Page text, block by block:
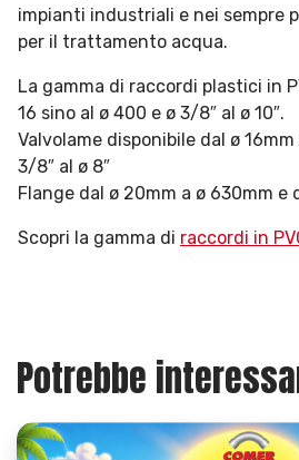
impianti industriali e nei sempre
per il trattamento acqua.
La gamma di raccordi plastici in
16 sino al ø 400 e ø 3/8″ al ø 10″.
Valvolame disponibile dal ø
3/8″ al ø 8″
Flange dal ø 20mm a ø 630mm e
Scopri la gamma di raccordi in
Potrebbe